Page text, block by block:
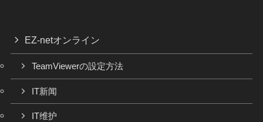
EZ-netオンライン
TeamViewerの設定方法
IT新闻
IT维护